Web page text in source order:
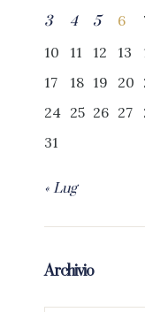
3
4 5 6
10
11 12 13
17
18 19 20
24 25 26 27
31
« Lug
Archivio